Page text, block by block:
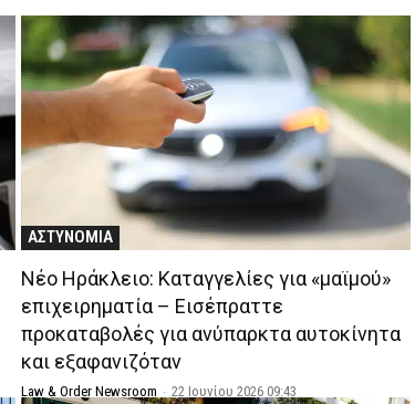
ΑΣΤΥΝΟΜΙΑ
Νέο Ηράκλειο: Καταγγελίες για «μαϊμού»
επιχειρηματία – Εισέπραττε
προκαταβολές για ανύπαρκτα αυτοκίνητα
και εξαφανιζόταν
Law & Order Newsroom - 22 Ιουνίου 2026 09:43